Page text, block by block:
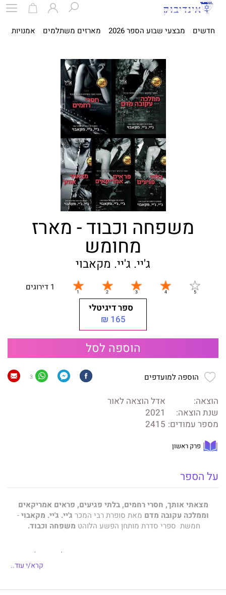
חדשים מבצעי שבוע הספר 2026 מארזים משתלמים אמנויות
משפחה וכבוד - מארז
מחומש
ג'יי. ג'יי. מקאבוי
1 דירוגים
ספר דיגיטלי
165 ₪
הוספה לסל
הוספה למועדפים 3
הוצאה:
אדל הוצאה לאור
שנת הוצאה:
2021
מספר עמודים: 2415
פרק ראשון
על הספר
מצאתי אותך, חסרי רחמים, בלתי פגיעים, פראים אמריקאים
וממלכה עקובה מדם מאת סופרת רבי המכר ג'יי. ג'יי. מקאבוי-
חמשת ספרי סדרת מותחן הפשע הלוהט משפחה וכבוד.
רומן פשע המתרחש בשיקגו ומתאר את חייהם של גבר ושל אישה
המגיעים מבתים שונים וממשפחות מנוגדות, ונתקלים בקשיים לא
קרא/י עוד..